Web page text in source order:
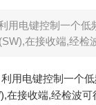
用电键控制一个
在接收端,经检
键控制一个低频
在接收端,经检波